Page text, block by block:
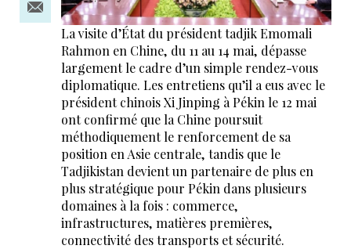
La visite d’État du président tadjik Emomali
Rahmon en Chine, du 11 au 14 mai, dépasse
largement le cadre d’un simple rendez-vous
diplomatique. Les entretiens qu’il a eus avec le
président chinois Xi Jinping à Pékin le 12 mai
ont confirmé que la Chine poursuit
méthodiquement le renforcement de sa
position en Asie centrale, tandis que le
Tadjikistan devient un partenaire de plus en
plus stratégique pour Pékin dans plusieurs
domaines à la fois : commerce,
infrastructures, matières premières,
connectivité des transports et sécurité.